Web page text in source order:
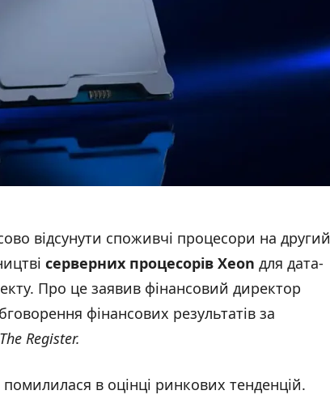
відсунути споживчі процесори на другий
серверних процесорів Xeon для дата-
Про це заявив фінансовий директор
фінансових результатів за
The Register.
в оцінці ринкових тенденцій.